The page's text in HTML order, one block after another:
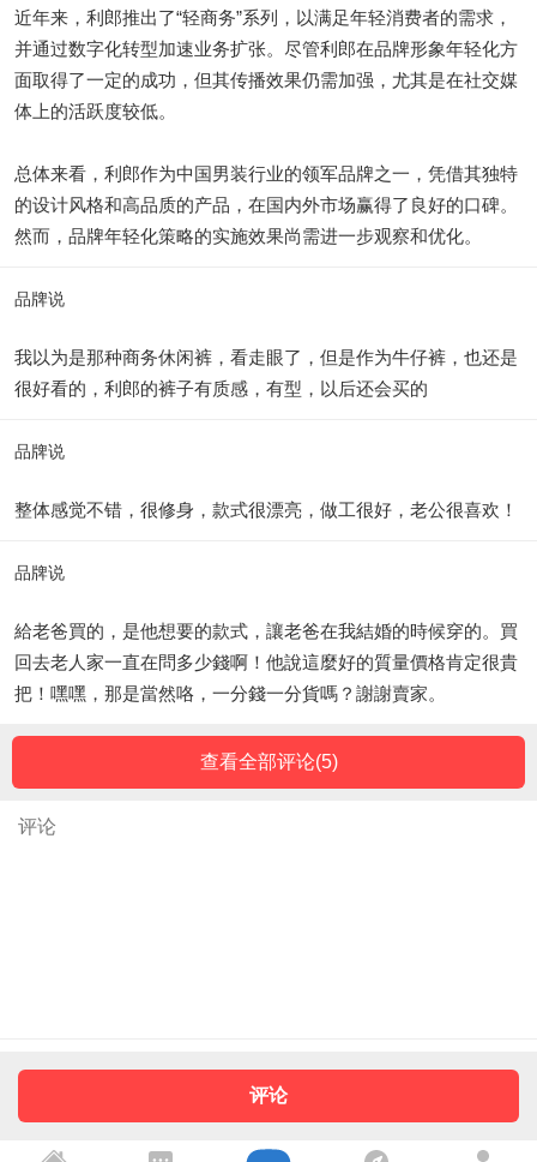
近年来，利郎推出了“轻商务”系列，以满足年轻消费者的需求，
并通过数字化转型加速业务扩张。尽管利郎在品牌形象年轻化方
面取得了一定的成功，但其传播效果仍需加强，尤其是在社交媒
体上的活跃度较低。
总体来看，利郎作为中国男装行业的领军品牌之一，凭借其独特
的设计风格和高品质的产品，在国内外市场赢得了良好的口碑。
然而，品牌年轻化策略的实施效果尚需进一步观察和优化。
品牌说
我以为是那种商务休闲裤，看走眼了，但是作为牛仔裤，也还是
很好看的，利郎的裤子有质感，有型，以后还会买的
品牌说
整体感觉不错，很修身，款式很漂亮，做工很好，老公很喜欢！
品牌说
給老爸買的，是他想要的款式，讓老爸在我結婚的時候穿的。買
回去老人家一直在問多少錢啊！他說這麼好的質量價格肯定很貴
把！嘿嘿，那是當然咯，一分錢一分貨嗎？謝謝賣家。
查看全部评论(5)
评论